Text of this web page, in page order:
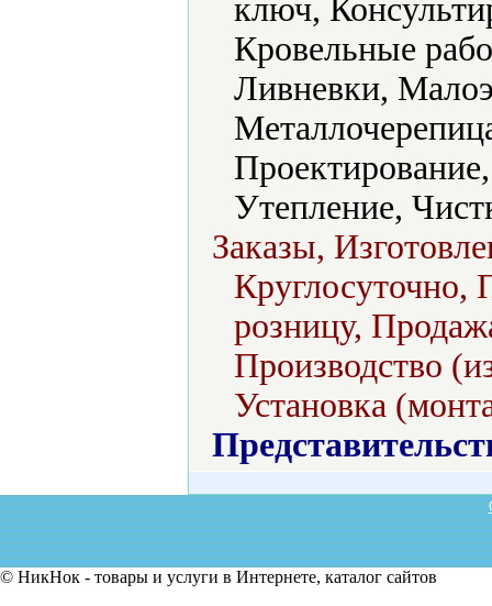
ключ,
Кровельные
Ливневки,
Утепление,
Заказы,
Круглосуточно,
розницу,
Производство
Установка
© НикНок - товары и услуги в Интернете, каталог сайтов